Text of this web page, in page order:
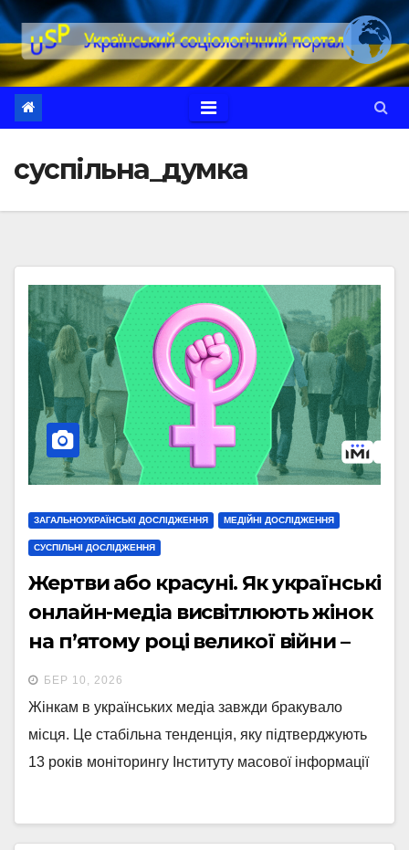
Перейти
до
вмісту
суспільна_думка
ЗАГАЛЬНОУКРАЇНСЬКІ ДОСЛІДЖЕННЯ МЕДІЙНІ ДОСЛІДЖЕННЯ
СУСПІЛЬНІ ДОСЛІДЖЕННЯ
Жертви або красуні. Як українські
онлайн-медіа висвітлюють жінок
на п’ятому році великої війни –
дослідження ІМІ
БЕР 10, 2026
Жінкам в українських медіа завжди бракувало
місця. Це стабільна тенденція, яку підтверджують
13 років моніторингу Інституту масової інформації